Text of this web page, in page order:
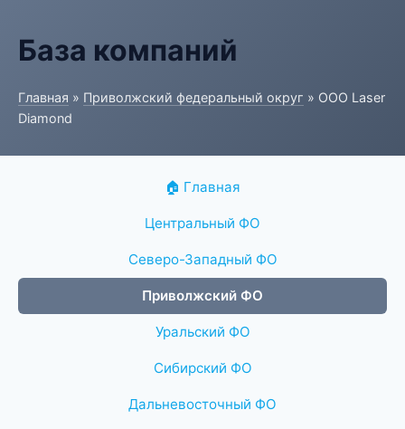
База компаний
Главная » Приволжский федеральный округ » ООО Laser
Diamond
🏠 Главная
Центральный ФО
Северо-Западный ФО
Приволжский ФО
Уральский ФО
Сибирский ФО
Дальневосточный ФО